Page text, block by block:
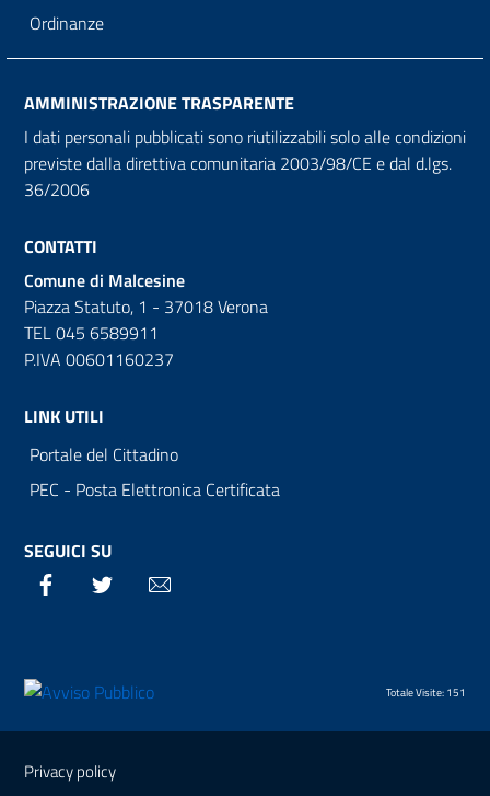
Ordinanze
AMMINISTRAZIONE TRASPARENTE
I dati personali pubblicati sono riutilizzabili solo alle condizioni
previste dalla direttiva comunitaria 2003/98/CE e dal d.lgs.
36/2006
CONTATTI
Comune di Malcesine
Piazza Statuto, 1 - 37018 Verona
TEL 045 6589911
P.IVA 00601160237
LINK UTILI
Portale del Cittadino
PEC - Posta Elettronica Certificata
SEGUICI SU
Facebook Twitter
Totale Visite: 151
Sezione Link Utili
Privacy policy